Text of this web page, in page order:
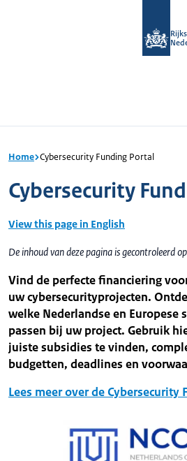
Home Cybersecurity Funding Portal
Cybersecurity
View this page in English
De inhoud van deze pagina is gecontroleerd
Vind de perfecte financiering
uw cybersecurityprojecten.
welke Nederlandse en Europese
passen bij uw project. Gebruik
juiste subsidies te vinden,
budgetten, deadlines en
Lees meer over de Cybersecurity